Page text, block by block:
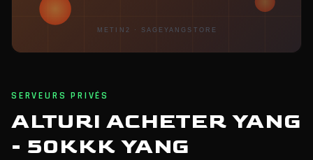
SERVEURS PRIVÉS
ALTURI ACHETER YANG
- 50KKK YANG